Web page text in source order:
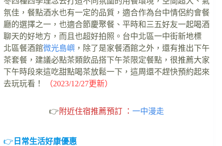
氛佳，餐點酒水也有一定的品質，適合作為台中情侶約會餐
廳的選擇之一，也適合節慶聚餐、平時和三五好友一起喝酒
聊天的好地方，而且也超好拍照。台中北區一中街新地標
北區餐酒館微光島嶼 ，除了是家餐酒館之外，還有推出下午
茶套餐，建議必點茶類飲品搭下午茶限定餐點，很推薦大家
下午時段來這吃甜點喝茶放鬆一下，這周還不趕快預約起來
去玩玩看！
（2023/12/27更新）
👉 附近住宿推薦預訂 ：一中漫走
👉 日常生活好康優惠